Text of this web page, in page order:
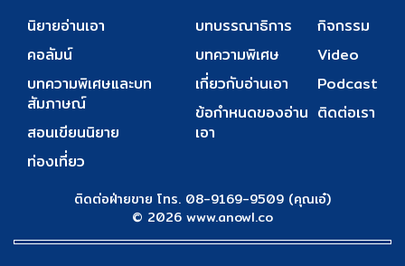
นิยายอ่านเอา
คอลัมน์
บทความพิเศษและบท
สัมภาษณ์
สอนเขียนนิยาย
ท่องเที่ยว
บทบรรณาธิการ
บทความพิเศษ
เกี่ยวกับอ่านเอา
ข้อกำหนดของอ่าน
เอา
กิจกรรม
Video
Podcast
ติดต่อเรา
ติดต่อฝ่ายขาย โทร. 08-9169-9509 (คุณเอ๋)
© 2026 www.anowl.co